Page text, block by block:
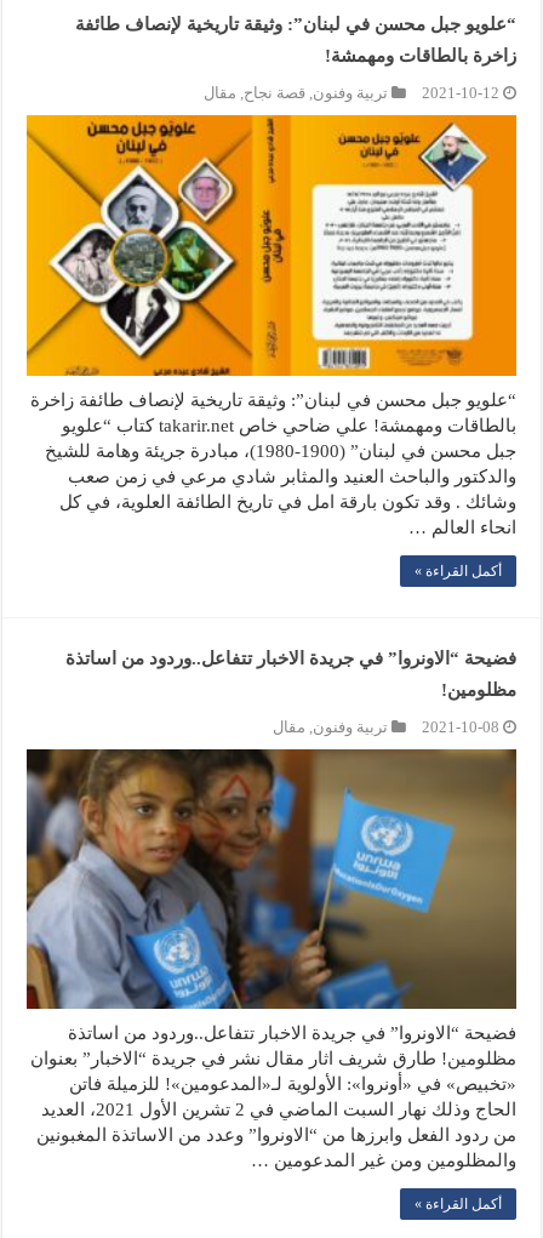
“علويو جبل محسن في لبنان”: وثيقة تاريخية لإنصاف طائفة
زاخرة بالطاقات ومهمشة!
2021-10-12 تربية وفنون ,قصة نجاح مقال
“علويو جبل محسن في لبنان”: وثيقة تاريخية لإنصاف طائفة زاخرة
بالطاقات ومهمشة! علي ضاحي خاص takarir.net كتاب “علويو
جبل محسن في لبنان” (1900-1980)، مبادرة جريئة وهامة للشيخ
والدكتور والباحث العنيد والمثابر شادي مرعي في زمن صعب
وشائك . وقد تكون بارقة امل في تاريخ الطائفة العلوية، في كل
انحاء العالم …
أكمل القراءة »
فضيحة “الاونروا” في جريدة الاخبار تتفاعل..وردود من اساتذة
مظلومين!
2021-10-08 تربية وفنون مقال
فضيحة “الاونروا” في جريدة الاخبار تتفاعل..وردود من اساتذة
مظلومين! طارق شريف اثار مقال نشر في جريدة “الاخبار” بعنوان
«تخبيص» في «أونروا»: الأولوية لـ«المدعومين»! للزميلة فاتن
الحاج وذلك نهار السبت الماضي في 2 تشرين الأول 2021، العديد
من ردود الفعل وابرزها من “الاونروا” وعدد من الاساتذة المغبونين
والمظلومين ومن غير المدعومين …
أكمل القراءة »